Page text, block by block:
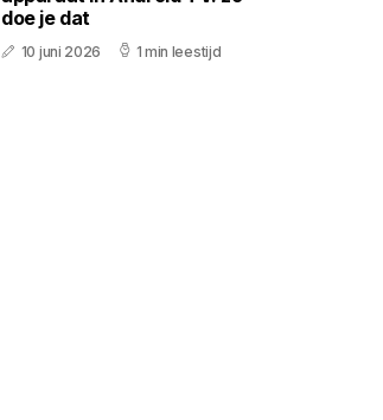
doe je dat
10 juni 2026 1 min leestijd